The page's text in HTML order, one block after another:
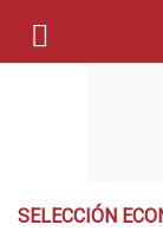
SELECCIÓN